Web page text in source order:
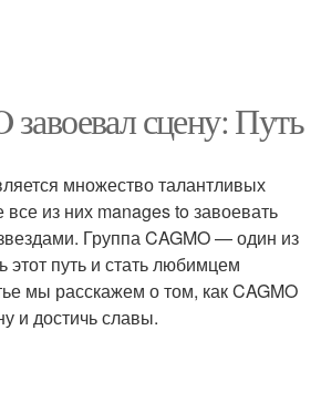
сцену: Путь
множество талантливых
из них manages to завоевать
Группа CAGMO — один из
этот путь и стать любимцем
мы расскажем о том, как CAGMO
и достичь славы.